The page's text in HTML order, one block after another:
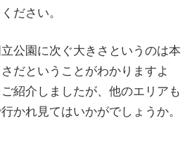
ださい。
公園に次ぐ大きさというのは本
だということがわかりますよ
紹介しましたが、他のエリアも
かれ見てはいかがでしょうか。